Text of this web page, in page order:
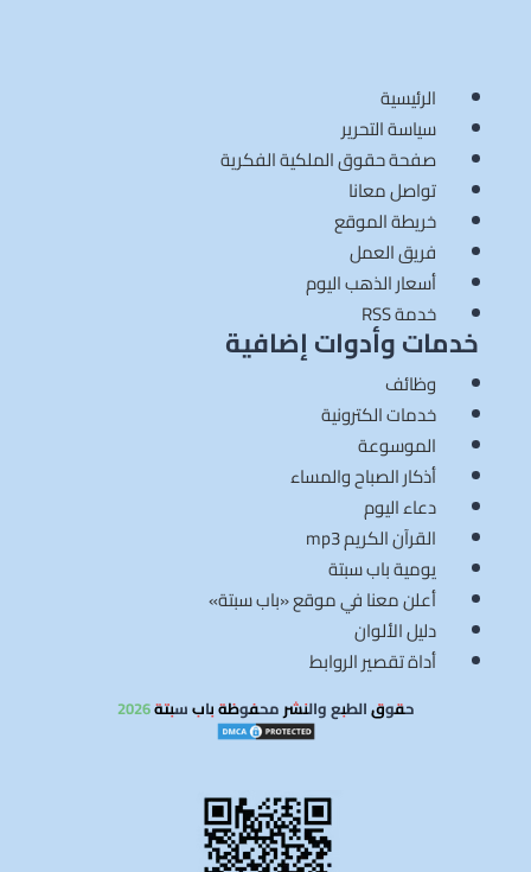
الرئيسية
سياسة التحرير
صفحة حقوق الملكية الفكرية
تواصل معانا
خريطة الموقع
فريق العمل
أسعار الذهب اليوم
خدمة RSS
خدمات وأدوات إضافية
وظائف
خدمات الكترونية
الموسوعة
أذكار الصباح والمساء
دعاء اليوم
القرآن الكريم mp3
يومية باب سبتة
أعلن معنا في موقع «باب سبتة»
دليل الألوان
أداة تقصير الروابط
حقوق الطبع والنشر محفوظة باب سبتة 2026